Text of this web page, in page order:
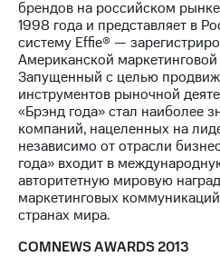
брендов на российском
1998 года и представляет в
систему Effie® —
Американской
Запущенный с целью
инструментов рыночной
«Брэнд года» стал наиболее
компаний, нацеленных на
независимо от отрасли
года» входит в
авторитетную мировую
маркетинговых
странах мира.
COMNEWS AWARDS 2013